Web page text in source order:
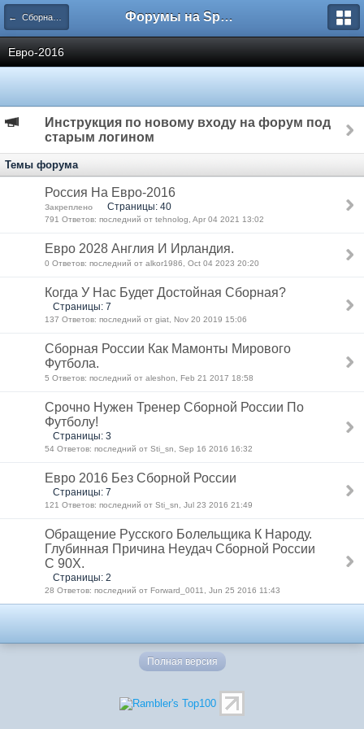
← Сборная России Форумы на Sportbox.ru
Евро-2016
Инструкция по новому входу на форум под
старым логином
Темы форума
Россия На Евро-2016
Закреплено Страницы: 40
791 Ответов: последний от tehnolog, Apr 04 2021 13:02
Евро 2028 Англия И Ирландия.
0 Ответов: последний от alkor1986, Oct 04 2023 20:20
Когда У Нас Будет Достойная Сборная?
Страницы: 7
137 Ответов: последний от giat, Nov 20 2019 15:06
Сборная России Как Мамонты Мирового
Футбола.
5 Ответов: последний от aleshon, Feb 21 2017 18:58
Срочно Нужен Тренер Сборной России По
Футболу!
Страницы: 3
54 Ответов: последний от Sti_sn, Sep 16 2016 16:32
Евро 2016 Без Сборной России
Страницы: 7
121 Ответов: последний от Sti_sn, Jul 23 2016 21:49
Обращение Русского Болельщика К Народу.
Глубинная Причина Неудач Сборной России
С 90Х.
Страницы: 2
28 Ответов: последний от Forward_0011, Jun 25 2016 11:43
Полная версия